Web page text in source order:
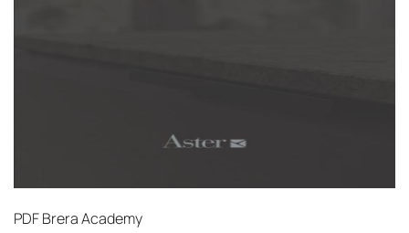
PDFBrera Academy